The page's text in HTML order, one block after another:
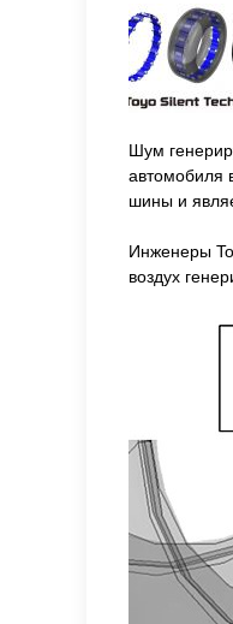
Шум
автомобиля
шины и
Инженеры
воздух